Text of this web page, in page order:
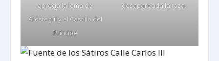
aprecia la loma de
Aróstegui y el Castillo del
Príncipe
desaparecida la taza.